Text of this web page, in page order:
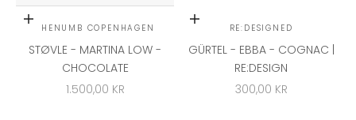
Optionen auswählen
PHENUMB COPENHAGEN
STØVLE - MARTINA LOW -
CHOCOLATE
ANGEBOT
1.500,00 KR
Optionen auswählen
RE:DESIGNED
GÜRTEL - EBBA - COGNAC |
RE:DESIGN
ANGEBOT
300,00 KR